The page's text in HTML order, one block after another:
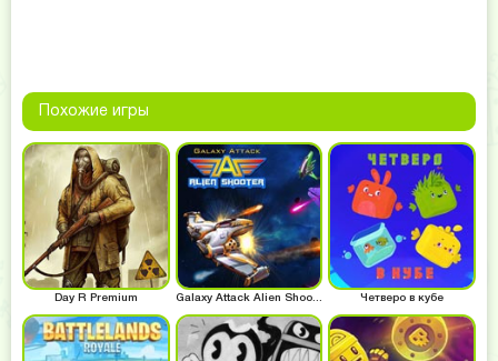
Похожие игры
Day R Premium Galaxy Attack Alien Shooter Четверо в кубе